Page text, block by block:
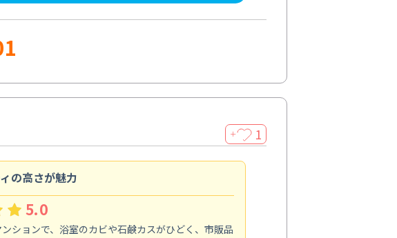
＋ 1
の高さが魅力
5.0
ションで、浴室のカビや石鹸カスがひどく、市販品